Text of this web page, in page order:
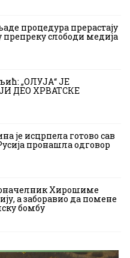
процедура прерастају
слободи медија
„ОЛУЈА“ ЈЕ
ДЕО ХРВАТСКЕ
је исцрпела готово сав
пронашла одговор
Хирошиме
а заборавио да помене
бомбу